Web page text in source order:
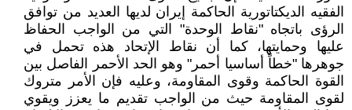
الفقيه الديكتاتورية الحاكمة إيران لديها العديد من توافق
الرؤى باتجاه "نقاط الوحدة" التي من الواجب الحفاظ
عليها وحمايتها، كما أن نقاط الإتحاد هذه تحمل في
جوهرها "خطاً أساسيا أحمر" وهو الحد الأحمر الفاصل بين
القوة الحاكمة وقوى المقاومة، وعليه فإن الأمر متروك
لقوى المقاومة حيث من الواجب تقديم ما يعزز ويقوي